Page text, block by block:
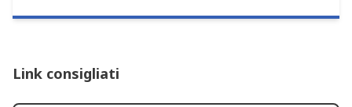
Link consigliati